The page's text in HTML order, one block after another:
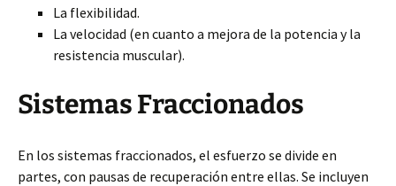
La flexibilidad.
La velocidad (en cuanto a mejora de la potencia y la
resistencia muscular).
Sistemas Fraccionados
En los sistemas fraccionados, el esfuerzo se divide en
partes, con pausas de recuperación entre ellas. Se incluyen